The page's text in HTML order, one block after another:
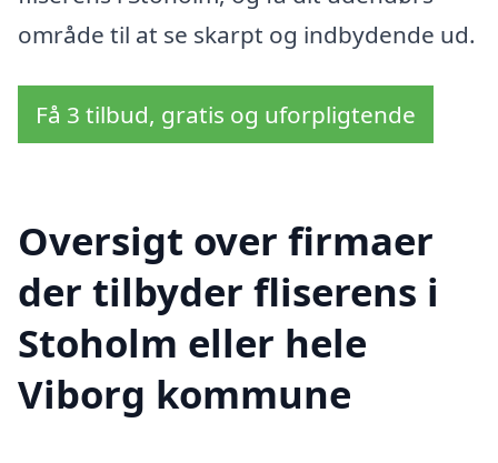
område til at se skarpt og indbydende ud.
Få 3 tilbud, gratis og uforpligtende
Oversigt over firmaer
der tilbyder fliserens i
Stoholm eller hele
Viborg kommune